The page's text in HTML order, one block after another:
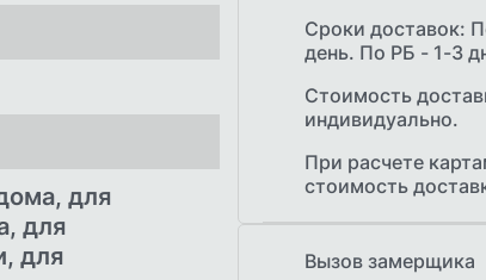
для
для
для
Сроки доставок:
день. По РБ - 1-3
Стоимость
индивидуально.
При расчете
стоимость
Вызов замерщика